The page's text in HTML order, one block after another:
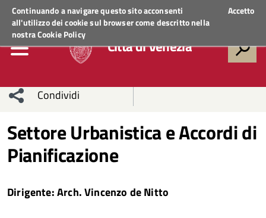
Continuando a navigare questo sito acconsenti
all'utilizzo dei cookie sul browser come descritto nella
nostraCookie Policy
Accetto
Regione VenetoACCEDI AI SERVIZI
Città di Venezia
Condividi
sui social
network
Condividi
Condividi
Facebook
Condividi
su
Condividi
Settore Urbanistica e Accordi di
Pianificazione
Dirigente: Arch. Vincenzo de Nitto